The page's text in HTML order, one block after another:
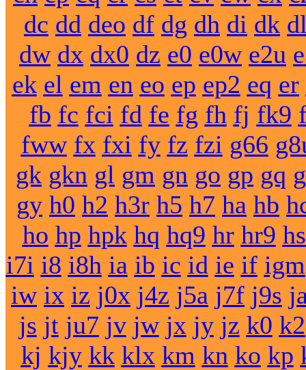
dc dd deo df dg dh di dk
dw dx dx0 dz e0 e0w e2u
ek el em en eo ep ep2 eq er
fb fc fci fd fe fg fh fj fk9
fww fx fxi fy fz fzi g66
gk gkn gl gm gn go gp gq
gy h0 h2 h3r h5 h7 ha hb
ho hp hpk hq hq9 hr hr9 hs
i7i i8 i8h ia ib ic id ie if igm
iw ix iz j0x j4z j5a j7f j9s
js jt ju7 jv jw jx jy jz k0 k2
kj kjy kk klx km kn ko kp